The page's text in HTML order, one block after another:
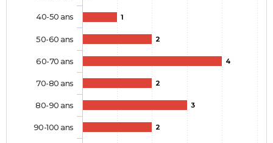
1
2
4
2
3
2
40-50 ans
50-60 ans
60-70 ans
70-80 ans
80-90 ans
90-100 ans